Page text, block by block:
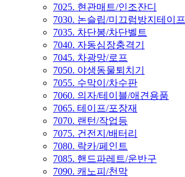
7025. 현관매트/인조잔디
7030. 논슬립/미끄럼방지테이프
7035. 차단봉/차단벨트
7040. 자동심장충격기
7045. 차광망/로프
7050. 야생동물퇴치기
7055. 수막이/차수판
7060. 의자/테이블/애견용품
7065. 테이프/포장재
7070. 랜턴/작업등
7075. 건전지/배터리
7080. 락카/페인트
7085. 핸드파레트/운반구
7090. 캐노피/천막